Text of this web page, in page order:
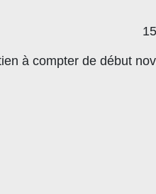
à compter de début